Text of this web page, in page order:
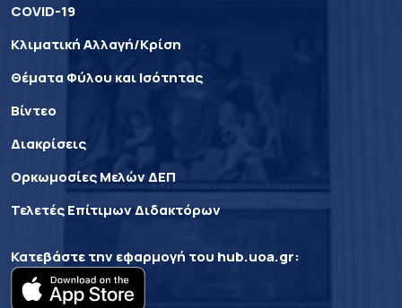
COVID-19
Κλιματική Αλλαγή/Κρίση
Θέματα Φύλου και Ισότητας
Βίντεο
Διακρίσεις
Ορκωμοσίες Μελών ΔΕΠ
Τελετές Επίτιμων Διδακτόρων
Κατεβάστε την εφαρμογή του hub.uoa.gr: